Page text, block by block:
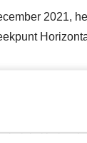
2021,
letterlijk
meer